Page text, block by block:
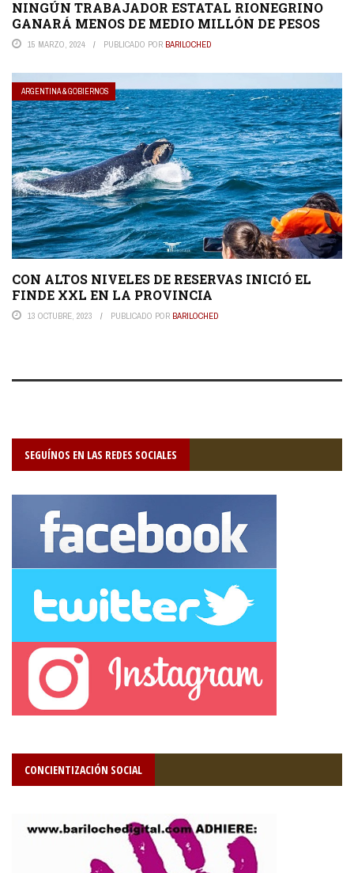
NINGÚN TRABAJADOR ESTATAL RIONEGRINO
GANARÁ MENOS DE MEDIO MILLÓN DE PESOS
15 MARZO, 2024 PUBLICADO POR BARILOCHED
ARGENTINA & GOBIERNOS
CON ALTOS NIVELES DE RESERVAS INICIÓ EL
FINDE XXL EN LA PROVINCIA
13 OCTUBRE, 2023 PUBLICADO POR BARILOCHED
SEGUÍNOS EN LAS REDES SOCIALES
CONCIENTIZACIÓN SOCIAL